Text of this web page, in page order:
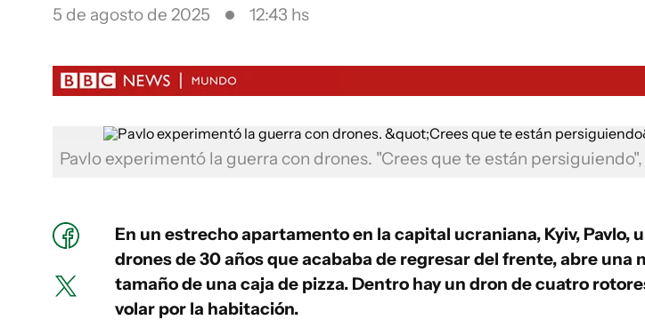
5 de agosto de 2025 12:43 hs
Pavlo experimentó la guerra con drones. "Crees que te están
En un estrecho apartamento en la capital ucraniana, Kyiv, Pavlo,
drones de 30 años que acababa de regresar del frente, abre una
tamaño de una caja de pizza. Dentro hay un dron de cuatro
volar por la habitación.